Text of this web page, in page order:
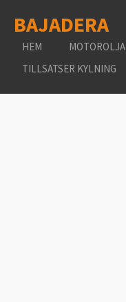
huvudinnehållet
BAJADERA
HEM MOTOROLJA
TILLSATSER KYLNING